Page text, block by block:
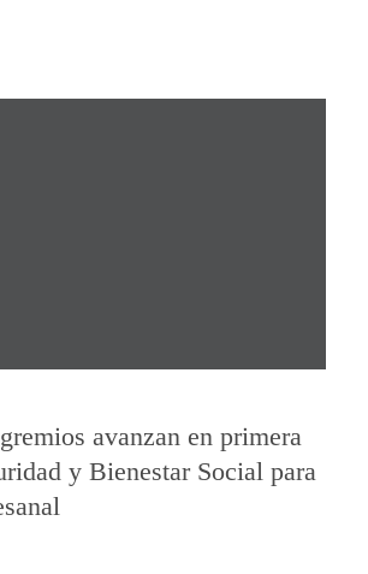
avanzan en primera
y Bienestar Social para